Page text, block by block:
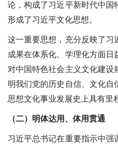
论，构成了习近平新时代中国
形成了习近平文化思想。
这一重要思想，充分反映了习
成果在体系化、学理化方面
对中国特色社会主义文化建设
明我们党的历史自信、文化
思想文化事业发展史上具有里
（二）明体达用、体用贯通
习近平总书记在重要指示中